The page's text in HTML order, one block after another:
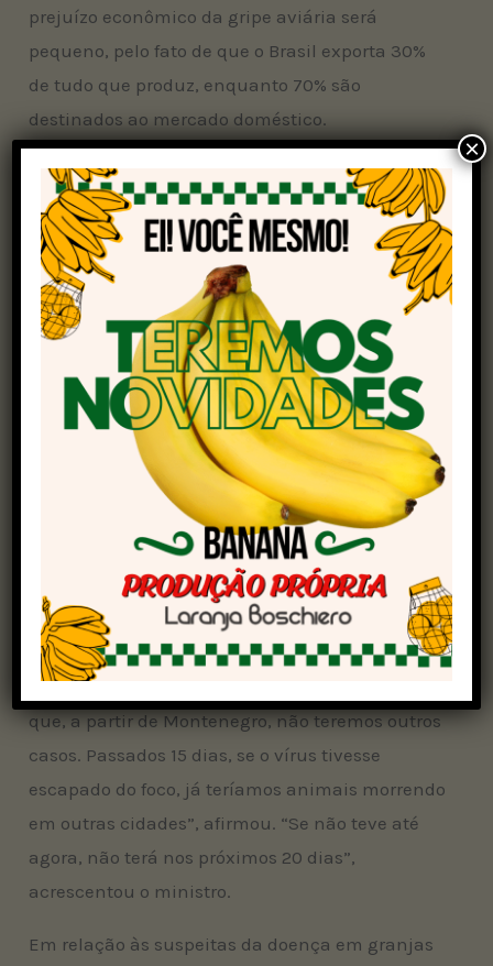
prejuízo econômico da gripe aviária será
pequeno, pelo fato de que o Brasil exporta 30%
de tudo que produz, enquanto 70% são
destinados ao mercado doméstico.
“É óbvio que uma crise sanitária como essa gera
prejuízo econômico, mas para 128 países o
comércio está completamente normal, sem
restrições. O prejuízo também não é tão grande
porque as granjas podem redirecionar o
destino”, afirmou o ministro. Ele destacou que o
objetivo da pasta é em 28 dias restabelecer o
status de normalidade.
O ministro Carlos Fávaro assegurou que a partir
de Montenegro (RS), onde foi detectado um foco
de gripe aviária em granja comercial, não
haverá novos casos da doença.
“Não estamos livres de novos casos por outras
evidências, mas podemos dizer com certeza
que, a partir de Montenegro, não teremos outros
casos. Passados 15 dias, se o vírus tivesse
escapado do foco, já teríamos animais morrendo
em outras cidades”, afirmou. “Se não teve até
agora, não terá nos próximos 20 dias”,
acrescentou o ministro.
Em relação às suspeitas da doença em granjas
×